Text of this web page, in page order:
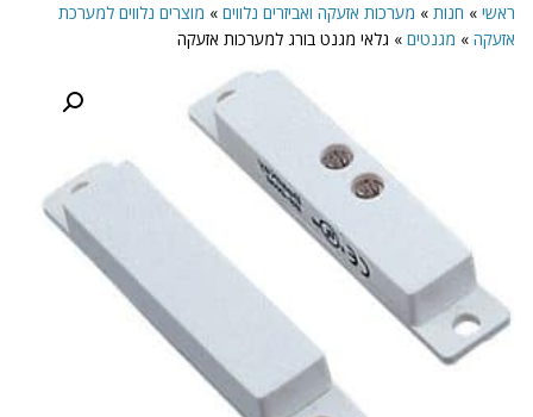
ראשי » חנות » מערכות אזעקה ואביזרים נלווים » מוצרים נלווים למערכת
אזעקה » מגנטים » גלאי מגנט בורג למערכות אזעקה